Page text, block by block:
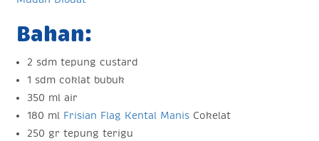
Bahan:
2 sdm tepung custard
1 sdm coklat bubuk
350 ml air
180 ml
Frisian Flag Kental Manis Cokelat
250 gr tepung terigu